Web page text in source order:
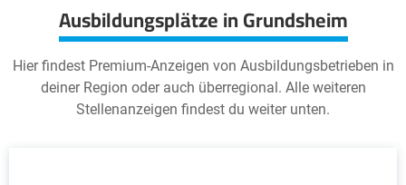
Ausbildungsplätze in Grundsheim
Hier findest Premium-Anzeigen von Ausbildungsbetrieben in
deiner Region oder auch überregional. Alle weiteren
Stellenanzeigen findest du weiter unten.